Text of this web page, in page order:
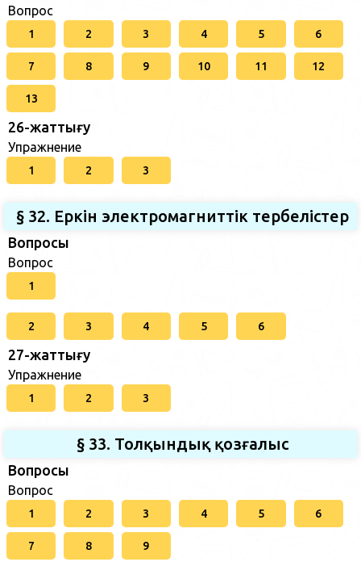
Вопрос
1 2 3 4 5 6
7 8 9 10 11 12
13
26-жаттығу
Упражнение
1 2 3
§ 32. Еркін электромагниттік тербелістер
Вопросы
Вопрос
1
2 3 4 5 6
27-жаттығу
Упражнение
1 2 3
§ 33. Толқындық қозғалыс
Вопросы
Вопрос
1 2 3 4 5 6
7 8 9